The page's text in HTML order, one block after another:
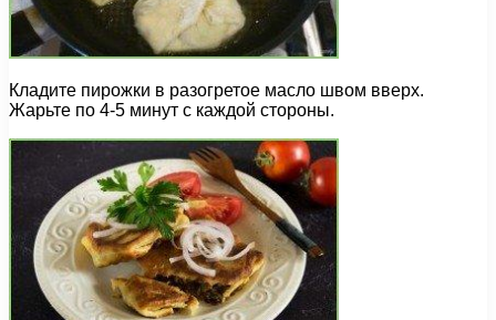
Кладите пирожки в разогретое масло швом вверх.
Жарьте по 4-5 минут с каждой стороны.